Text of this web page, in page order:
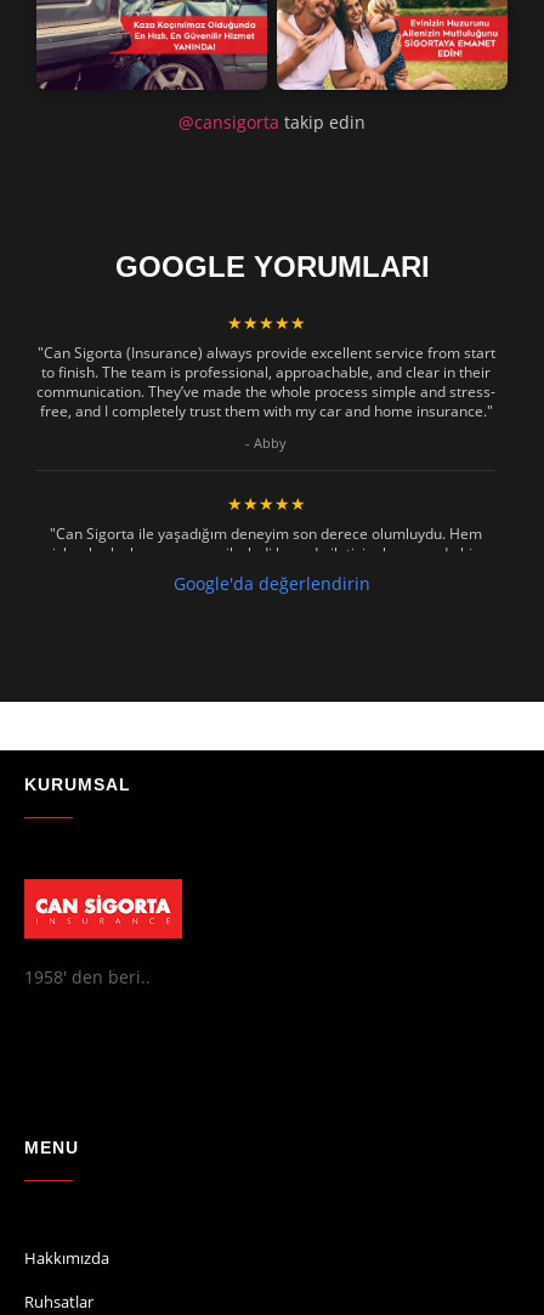
@cansigorta takip edin
GOOGLE YORUMLARI
★★★★★
"Can Sigorta (Insurance) always provide excellent service from start
to finish. The team is professional, approachable, and clear in their
communication. They’ve made the whole process simple and stress-
free, and I completely trust them with my car and home insurance."
- Abby
★★★★★
"Can Sigorta ile yaşadığım deneyim son derece olumluydu. Hem
işlemler hızlı ve sorunsuz ilerledi hem de iletişim konusunda hiç
zorlanmadım. Aradığımda ya da mesaj attığımda hemen dönüş
sağladılar, her soruma sabırla ve açıklayıcı bir şekilde yanıt verdiler.
"Absolutelly the best at the TRNC. Highly recommeded !!! Thank You
Google'da değerlendirin
KURUMSAL
1958' den beri..
MENU
Hakkımızda
Ruhsatlar